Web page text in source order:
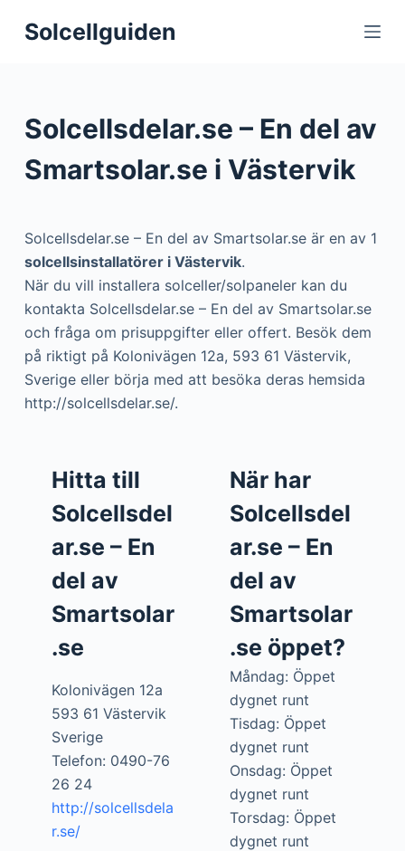
S
o
c
e
n
Solcellguiden
Solcellsdelar.se – En del av
Smartsolar.se i Västervik
Solcellsdelar.se – En del av Smartsolar.se är en av 1
solcellsinstallatörer i Västervik.
När du vill installera solceller/solpaneler kan du
kontakta Solcellsdelar.se – En del av Smartsolar.se
och fråga om prisuppgifter eller offert. Besök dem
på riktigt på Kolonivägen 12a, 593 61 Västervik,
Sverige eller börja med att besöka deras hemsida
http://solcellsdelar.se/.
Hitta till
Solcellsdel
ar.se – En
del av
Smartsolar
.se
Kolonivägen 12a
593 61 Västervik
Sverige
Telefon: 0490-76
26 24
http://solcellsdela
r.se/
När har
Solcellsdel
ar.se – En
del av
Smartsolar
.se öppet?
Måndag: Öppet
dygnet runt
Tisdag: Öppet
dygnet runt
Onsdag: Öppet
dygnet runt
Torsdag: Öppet
dygnet runt